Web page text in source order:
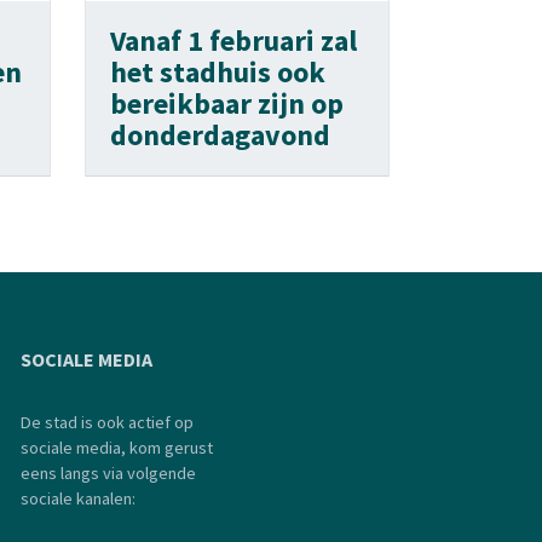
Vanaf 1 februari zal
het stadhuis ook
bereikbaar zijn op
donderdagavond
SOCIALE MEDIA
De stad is ook actief op
sociale media, kom gerust
eens langs via volgende
sociale kanalen: